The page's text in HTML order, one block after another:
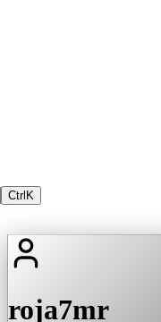
Ctrl K
roja7mr